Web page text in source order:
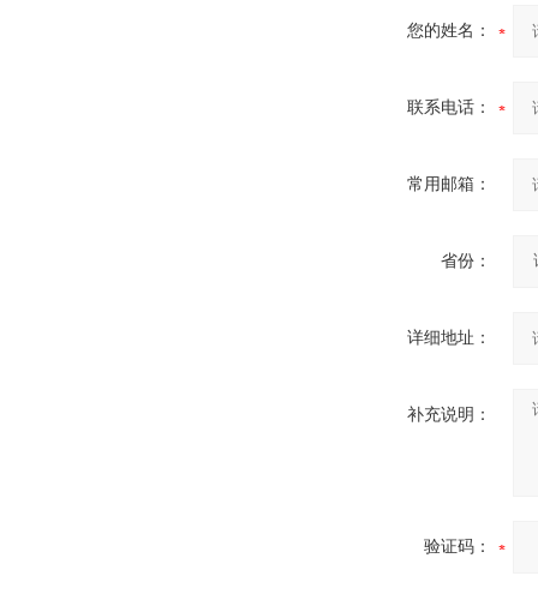
您的姓名：
联系电话：
常用邮箱：
省份：
详细地址：
补充说明：
验证码：